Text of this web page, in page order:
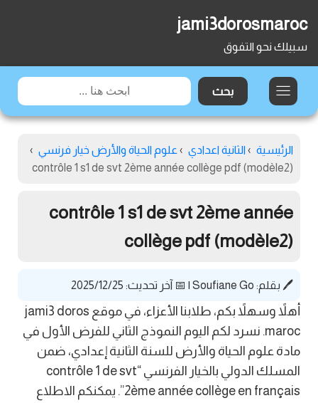
jami3dorosmaroc
سبيلك نحو التفوق
الرئيسية › الثانية اعدادي › علوم الحياة والأرض خيار فرنسي ›
contrôle 1 s1 de svt 2ème année collège pdf (modèle2)
contrôle 1 s1 de svt 2ème année
collège pdf (modèle2)
🖊️ بقلم: Soufiane Go
| 📅 آخر تحديث: 2025/12/25
أهلاً وسهلاً بكم، طلابنا الأعزاء، في موقع jami3 doros
maroc. نسرد لكم اليوم النموذج الثاني للفرض الأول في
مادة علوم الحياة والأرض للسنة الثانية إعدادي، ضمن
المسلك الدولي بالخيار الفرنسي “contrôle 1 de svt
2ème année collège en français”. يمكنكم الاطلاع